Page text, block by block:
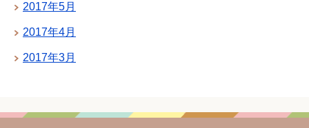
2017年5月
2017年4月
2017年3月